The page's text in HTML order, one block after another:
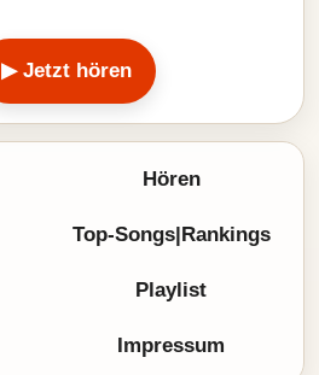
▶ Jetzt hören
Hören
Top-Songs|Rankings
Playlist
Impressum